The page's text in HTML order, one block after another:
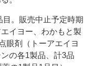
。販売中止予定時期
イヨー、わかもと製
眼剤（トーアエイヨ
の各1製品、計3品